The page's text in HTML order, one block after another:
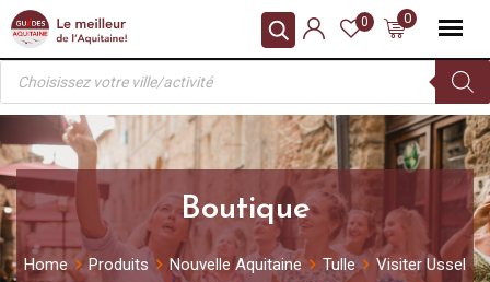
Skip
content
0
0
Recherche
produits
Boutique
Home Produits Nouvelle Aquitaine Tulle
Visiter Ussel